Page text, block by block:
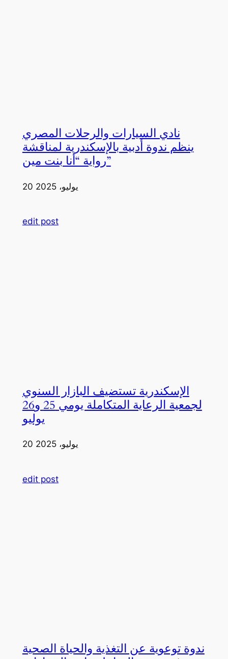
نادي السيارات والرحلات المصري
ينظم ندوة أدبية بالإسكندرية لمناقشة
رواية “أنا بنت مين”
20 يوليو، 2025
edit post
الإسكندرية تستضيف البازار السنوي
لجمعية الرعاية المتكاملة يومي 25 و26
يوليو
20 يوليو، 2025
edit post
ندوة توعوية عن التغذية والحياة الصحية